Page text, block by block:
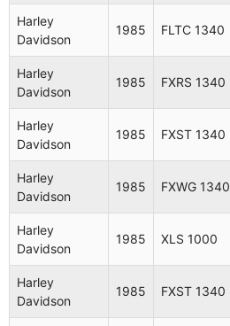
Harley
1980
Harley
1981
Harley
1981
Harley
1981
Harley
1981
Harley
1981
Harley
Davidson
1985 FLTC 1340
Harley
Davidson
1985 FXRS 1340
Harley
Davidson
1985 FXST 1340
Harley
Davidson
1985 FXWG 1340
Harley
Davidson
1985 XLS 1000
Harley
Davidson
1985 FXST 1340